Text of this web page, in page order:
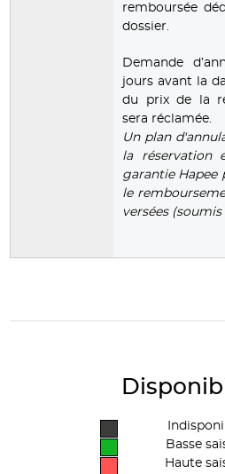
remboursée
dossier.
Demande
jours avant la
du prix de la
sera réclamée.
Un plan
la réservation
garantie Hapee
le
versées
Basse
Haute